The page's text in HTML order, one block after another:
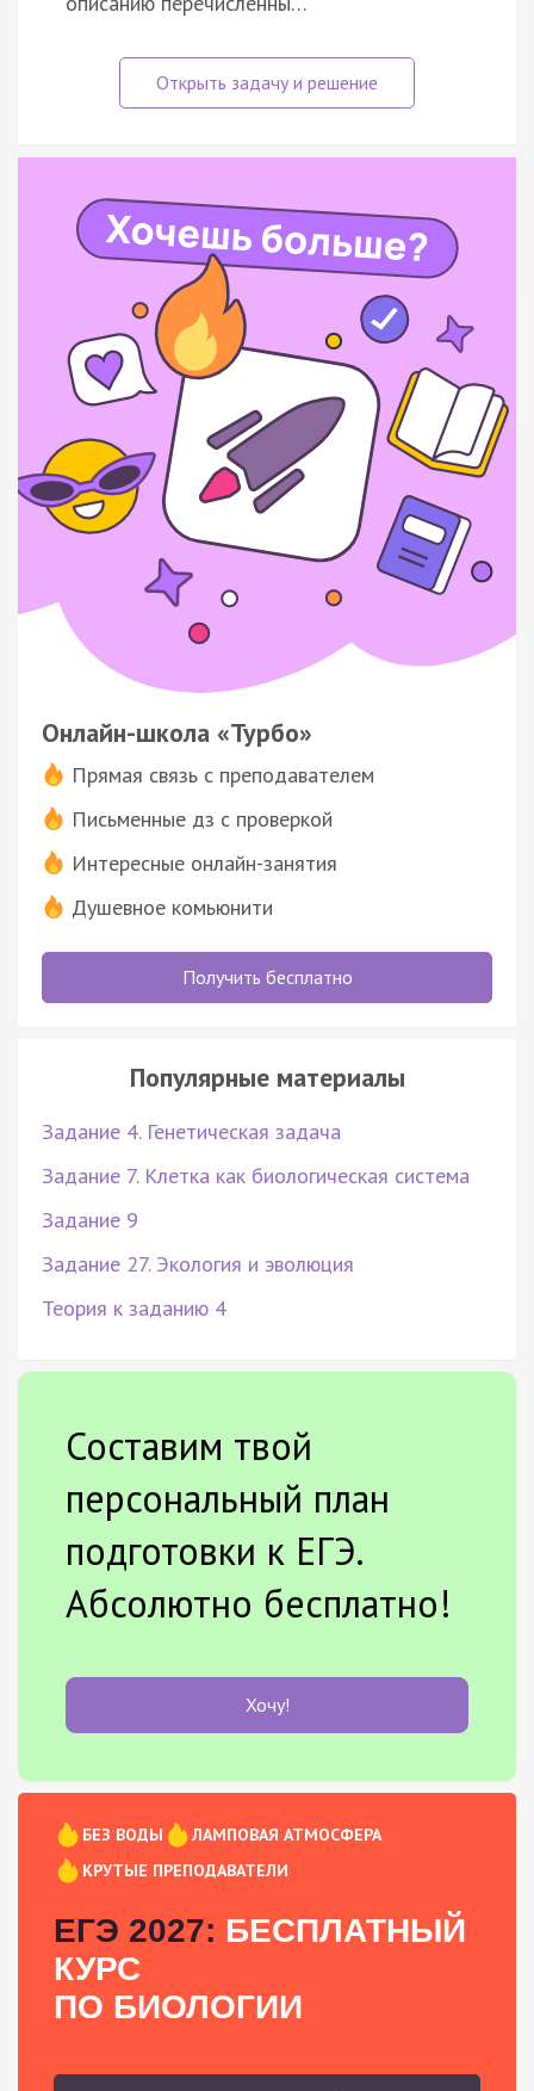
Онлайн-школа «Турбо»
Прямая связь с преподавателем
Письменные дз с проверкой
Интересные онлайн-занятия
Душевное комьюнити
Получить бесплатно
Популярные материалы
Задание 4. Генетическая задача
Задание 7. Клетка как биологическая система
Задание 9
Задание 27. Экология и эволюция
Теория к заданию 4
Составим твой
персональный план
подготовки к ЕГЭ.
Абсолютно бесплатно!
Хочу!
БЕЗ ВОДЫ
ЛАМПОВАЯ АТМОСФЕРА
КРУТЫЕ ПРЕПОДАВАТЕЛИ
ЕГЭ 2027: БЕСПЛАТНЫЙ
КУРС
ПО БИОЛОГИИ